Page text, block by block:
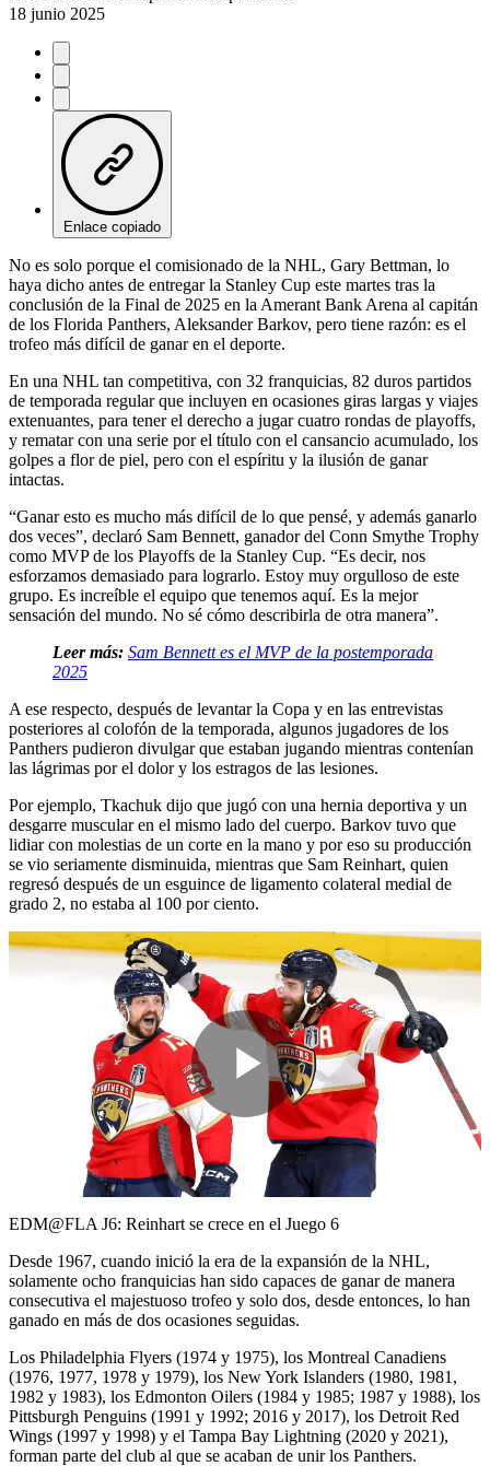
18 junio 2025
Enlace copiado
No es solo porque el comisionado de la NHL, Gary Bettman, lo
haya dicho antes de entregar la Stanley Cup este martes tras la
conclusión de la Final de 2025 en la Amerant Bank Arena al capitán
de los Florida Panthers, Aleksander Barkov, pero tiene razón: es el
trofeo más difícil de ganar en el deporte.
En una NHL tan competitiva, con 32 franquicias, 82 duros partidos
de temporada regular que incluyen en ocasiones giras largas y viajes
extenuantes, para tener el derecho a jugar cuatro rondas de playoffs,
y rematar con una serie por el título con el cansancio acumulado, los
golpes a flor de piel, pero con el espíritu y la ilusión de ganar
intactas.
“Ganar esto es mucho más difícil de lo que pensé, y además ganarlo
dos veces”, declaró Sam Bennett, ganador del Conn Smythe Trophy
como MVP de los Playoffs de la Stanley Cup. “Es decir, nos
esforzamos demasiado para lograrlo. Estoy muy orgulloso de este
grupo. Es increíble el equipo que tenemos aquí. Es la mejor
sensación del mundo. No sé cómo describirla de otra manera”.
Leer más: Sam Bennett es el MVP de la postemporada
2025
A ese respecto, después de levantar la Copa y en las entrevistas
posteriores al colofón de la temporada, algunos jugadores de los
Panthers pudieron divulgar que estaban jugando mientras contenían
las lágrimas por el dolor y los estragos de las lesiones.
Por ejemplo, Tkachuk dijo que jugó con una hernia deportiva y un
desgarre muscular en el mismo lado del cuerpo. Barkov tuvo que
lidiar con molestias de un corte en la mano y por eso su producción
se vio seriamente disminuida, mientras que Sam Reinhart, quien
regresó después de un esguince de ligamento colateral medial de
grado 2, no estaba al 100 por ciento.
Play
Video
EDM@FLA J6: Reinhart se crece en el Juego 6
Desde 1967, cuando inició la era de la expansión de la NHL,
solamente ocho franquicias han sido capaces de ganar de manera
consecutiva el majestuoso trofeo y solo dos, desde entonces, lo han
ganado en más de dos ocasiones seguidas.
Los Philadelphia Flyers (1974 y 1975), los Montreal Canadiens
(1976, 1977, 1978 y 1979), los New York Islanders (1980, 1981,
1982 y 1983), los Edmonton Oilers (1984 y 1985; 1987 y 1988), los
Pittsburgh Penguins (1991 y 1992; 2016 y 2017), los Detroit Red
Wings (1997 y 1998) y el Tampa Bay Lightning (2020 y 2021),
forman parte del club al que se acaban de unir los Panthers.